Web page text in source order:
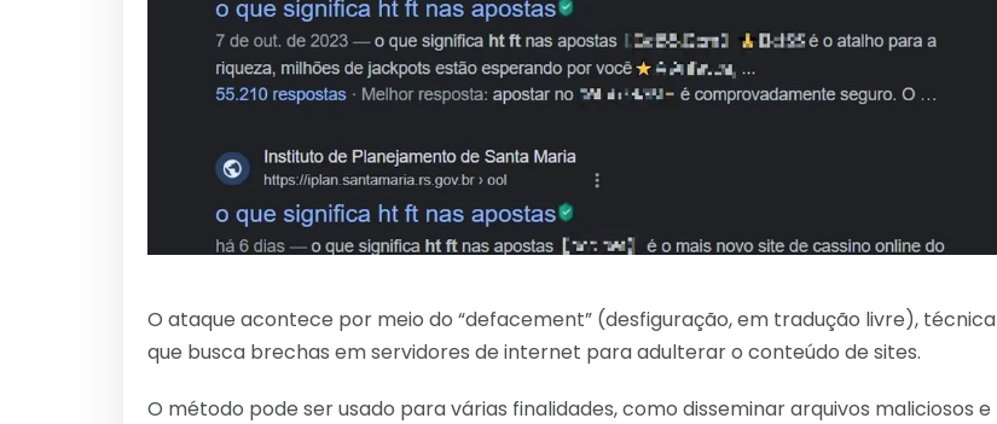
O ataque acontece por meio do “defacement” (desfiguração, em tradução livre), técnica
que busca brechas em servidores de internet para adulterar o conteúdo de sites.
O método pode ser usado para várias finalidades, como disseminar arquivos maliciosos e